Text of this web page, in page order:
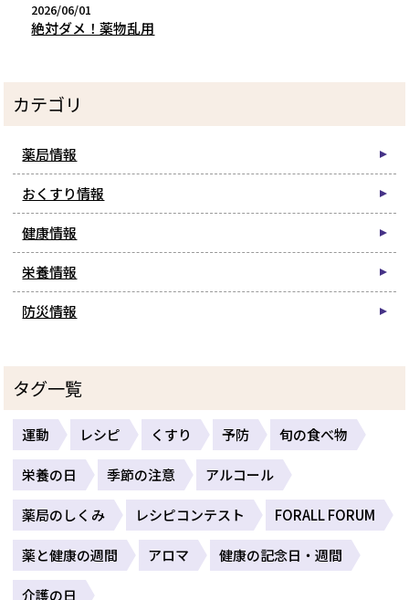
2026/06/01
絶対ダメ！薬物乱用
カテゴリ
薬局情報
おくすり情報
健康情報
栄養情報
防災情報
タグ一覧
運動 レシピ くすり 予防 旬の食べ物
栄養の日 季節の注意 アルコール
薬局のしくみ レシピコンテスト FORALL FORUM
薬と健康の週間 アロマ 健康の記念日・週間
介護の日